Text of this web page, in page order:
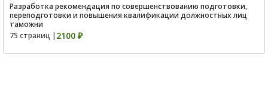
Разработка рекомендация по совершенствованию подготовки,
переподготовки и повышения квалификации должностных лиц
таможни
75 страниц | 2100 ₽